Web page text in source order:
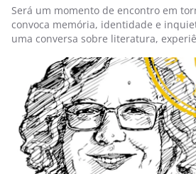
Será um momento de encontro em
convoca memória, identidade e
uma conversa sobre literatura,
apresentação estará a cargo de
Cândido Martins, dois leitores
para acompanhar esta obra e abrir
torno dela